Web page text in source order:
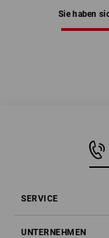
Sie haben
SERVICE
UNTERNEHMEN